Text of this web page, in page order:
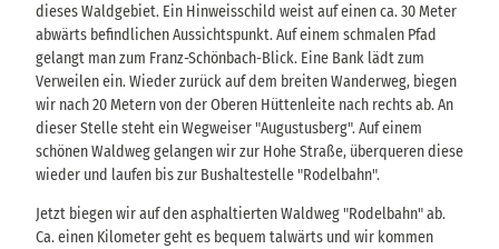
dieses Waldgebiet. Ein Hinweisschild weist auf einen ca. 30 Meter
abwärts befindlichen Aussichtspunkt. Auf einem schmalen Pfad
gelangt man zum Franz-Schönbach-Blick. Eine Bank lädt zum
Verweilen ein. Wieder zurück auf dem breiten Wanderweg, biegen
wir nach 20 Metern von der Oberen Hüttenleite nach rechts ab. An
dieser Stelle steht ein Wegweiser "Augustusberg". Auf einem
schönen Waldweg gelangen wir zur Hohe Straße, überqueren diese
wieder und laufen bis zur Bushaltestelle "Rodelbahn".
Jetzt biegen wir auf den asphaltierten Waldweg "Rodelbahn" ab.
Ca. einen Kilometer geht es bequem talwärts und wir kommen